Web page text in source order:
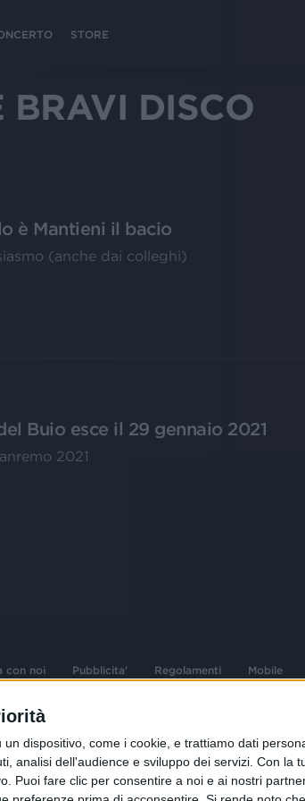
dispositivo, come i cookie, e trattiamo dati
analisi dell'audience e sviluppo dei servizi. Con la
Puoi fare clic per consentire a noi e ai nostri
STORE
BRAVI DISCO
è Mantieni il bacio
(anche dai colleghi)
Buio esce il 29 gennaio 2021
2021
con noi Pubblicita' Regolamenti Mobile
dell'ingegno
d'autore e dei diritti
e n° iscrizione
Sede Amministrativa:
02 25444220
Sede Legale: Via